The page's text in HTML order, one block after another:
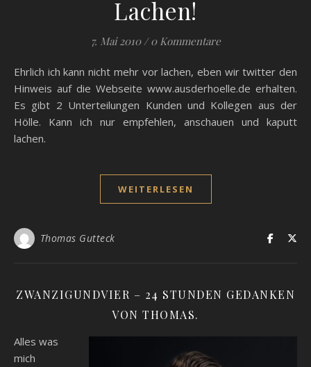
Lachen!
7. Mai 2010 / 0 Kommentare
Ehrlich ich kann nicht mehr vor lachen, eben wir twitter den
Hinweis auf die Webseite www.ausderhoelle.de erhalten.
Es gibt 2 Unterteilungen Kunden und Kollegen aus der
Hölle. Kann ich nur empfehlen, anschauen und kaputt
lachen.
WEITERLESEN
Thomas Gutteck
ZWANZIGUNDVIER – 24 STUNDEN GEDANKEN
VON THOMAS.
Alles was
mich